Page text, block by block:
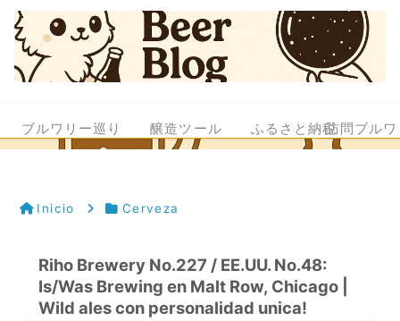
ブルワリー巡り 醸造ツール ふるさと納税訪問ブル
Inicio Cerveza
Riho Brewery No.227 / EE.UU. No.48:
Is/Was Brewing en Malt Row, Chicago |
Wild ales con personalidad unica!